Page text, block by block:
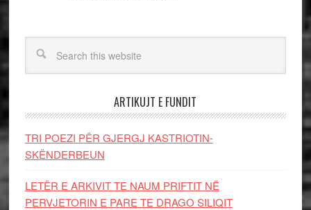
ARTIKUJT E FUNDIT
TRI POEZI PËR GJERGJ KASTRIOTIN-
SKËNDERBEUN
LETËR E ARKIVIT TE NAUM PRIFTIT NË
PERVJETORIN E PARE TE DRAGO SILIQIT